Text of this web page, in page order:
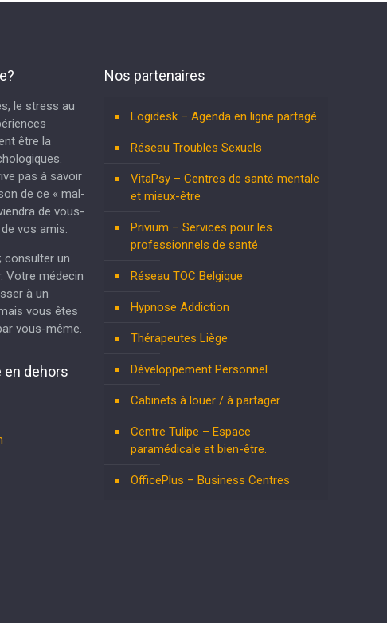
le stress au
être la
pas à savoir
de ce « mal-
de vous-
vos amis.
consulter un
Votre médecin
à un
vous êtes
vous-même.
en dehors
Nos partenaires
Logidesk – Agenda en ligne partagé
Réseau Troubles Sexuels
VitaPsy – Centres de santé mentale
et mieux-être
Privium – Services pour les
professionnels de santé
Réseau TOC Belgique
Hypnose Addiction
Thérapeutes Liège
Développement Personnel
Cabinets à louer / à partager
Centre Tulipe – Espace
paramédicale et bien-être.
OfficePlus – Business Centres